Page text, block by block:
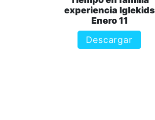
experiencia Iglekids
Enero 11
Descargar